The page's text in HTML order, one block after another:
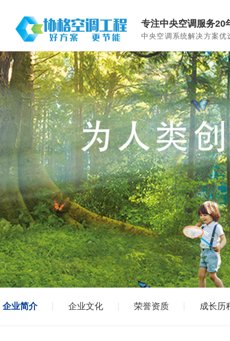
专注中央空调服务20
中央空调系统解决方案优
企业简介 企业文化 荣誉资质 成长历